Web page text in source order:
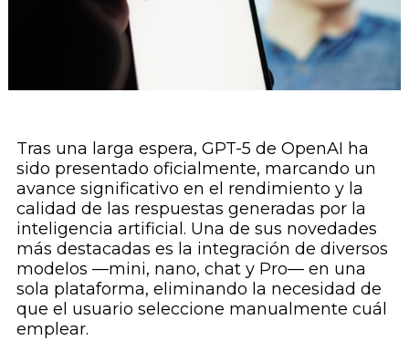
Tras una larga espera, GPT-5 de OpenAI ha
sido presentado oficialmente, marcando un
avance significativo en el rendimiento y la
calidad de las respuestas generadas por la
inteligencia artificial. Una de sus novedades
más destacadas es la integración de diversos
modelos —mini, nano, chat y Pro— en una
sola plataforma, eliminando la necesidad de
que el usuario seleccione manualmente cuál
emplear.